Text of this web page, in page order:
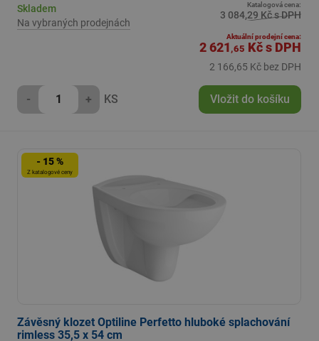
Skladem
Na vybraných prodejnách
Katalogová cena:
3 084,29 Kč s DPH
Aktuální prodejní cena:
2 621 ,65 Kčs DPH
2 166,65 Kč bez DPH
- + KS Vložit do košíku
- 15 %
Z katalogové ceny
Závěsný klozet Optiline Perfetto hluboké splachování
rimless 35,5 x 54 cm